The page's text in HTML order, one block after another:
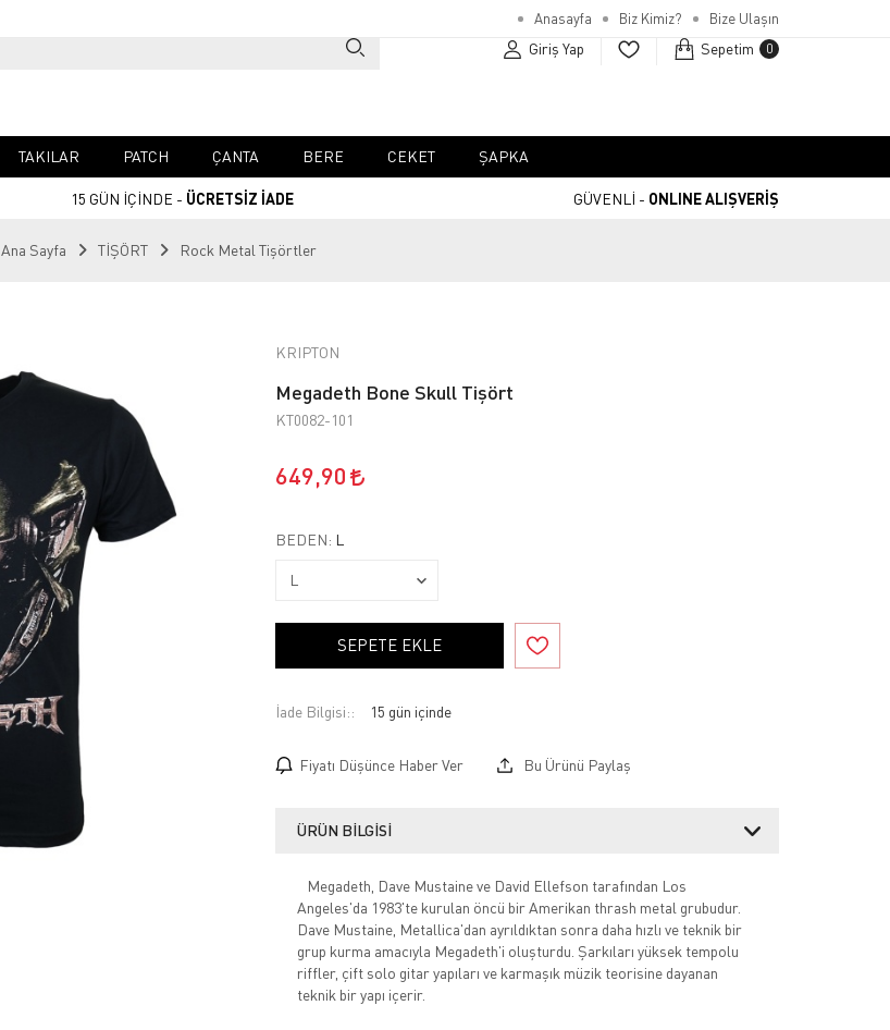
Anasayfa Biz Kimiz? Bize Ulaşın
Giriş Yap Sepetim 0
TAKILAR PATCH ÇANTA BERE CEKET ŞAPKA
15 GÜN İÇİNDE - ÜCRETSİZ İADE GÜVENLİ - ONLINE ALIŞVERİŞ
Ana Sayfa TİŞÖRT Rock Metal Tişörtler
KRIPTON
Megadeth Bone Skull Tişört
KT0082-101
649,90
BEDEN: L
SEPETE EKLE
İade Bilgisi:
Fiyatı Düşünce Haber Ver Bu Ürünü Paylaş
ÜRÜN BILGISI
Megadeth, Dave Mustaine ve David Ellefson tarafından Los
Angeles'da 1983'te kurulan öncü bir Amerikan thrash metal grubudur.
Dave Mustaine, Metallica'dan ayrıldıktan sonra daha hızlı ve teknik bir
grup kurma amacıyla Megadeth'i oluşturdu. Şarkıları yüksek tempolu
riffler, çift solo gitar yapıları ve karmaşık müzik teorisine dayanan
teknik bir yapı içerir.